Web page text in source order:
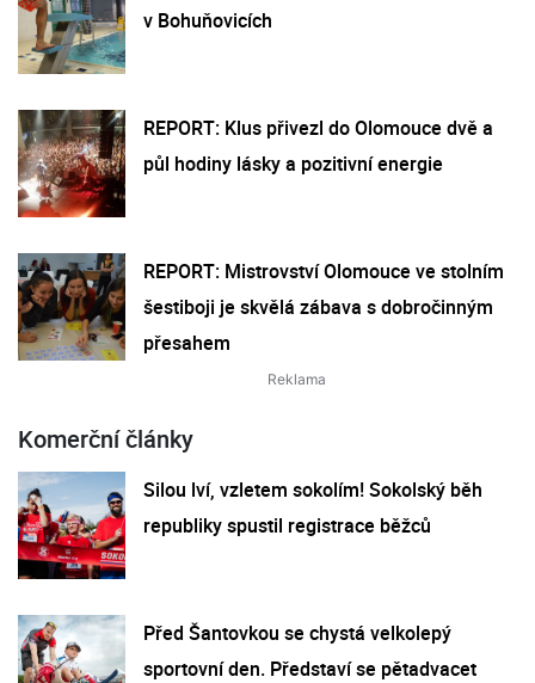
v Bohuňovicích
REPORT: Klus přivezl do Olomouce dvě a
půl hodiny lásky a pozitivní energie
REPORT: Mistrovství Olomouce ve stolním
šestiboji je skvělá zábava s dobročinným
přesahem
Komerční články
Silou lví, vzletem sokolím! Sokolský běh
republiky spustil registrace běžců
Před Šantovkou se chystá velkolepý
sportovní den. Představí se pětadvacet